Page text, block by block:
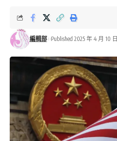
編輯部 Published 2025 年 4 月 10 日